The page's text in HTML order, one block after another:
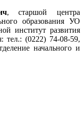
, старшой центра
образования УО
институт развития
тел.: (0222) 74-08-59,
начального и